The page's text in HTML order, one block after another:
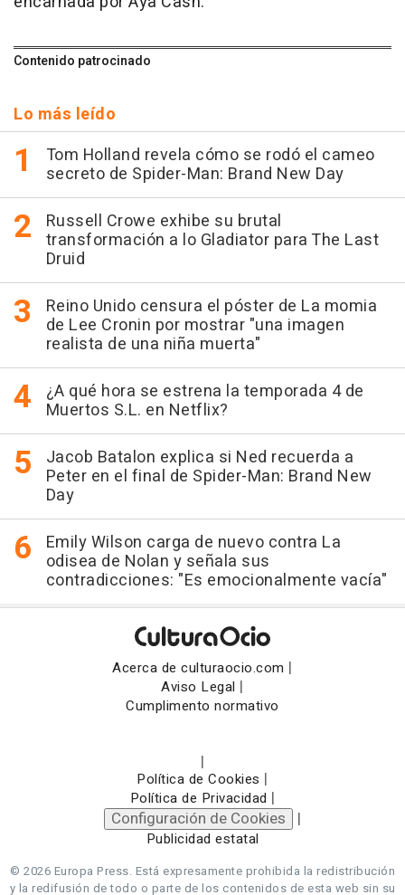
Contenido patrocinado
Lo más leído
Tom Holland revela cómo se rodó el cameo
secreto de Spider-Man: Brand New Day
Russell Crowe exhibe su brutal
transformación a lo Gladiator para The Last
Druid
Reino Unido censura el póster de La momia
de Lee Cronin por mostrar "una imagen
realista de una niña muerta"
¿A qué hora se estrena la temporada 4 de
Muertos S.L. en Netflix?
Jacob Batalon explica si Ned recuerda a
Peter en el final de Spider-Man: Brand New
Day
Emily Wilson carga de nuevo contra La
odisea de Nolan y señala sus
contradicciones: "Es emocionalmente vacía"
Acerca de culturaocio.com |
Aviso Legal |
Cumplimento normativo
|
Política de Cookies |
Política de Privacidad |
Configuración de Cookies |
Publicidad estatal
© 2026 Europa Press. Está expresamente prohibida la redistribución
y la redifusión de todo o parte de los contenidos de esta web sin su